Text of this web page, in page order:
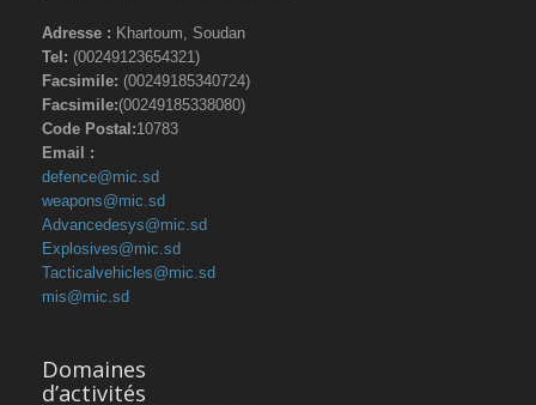
Adresse : Khartoum, Soudan
Tel: (00249123654321)
Facsimile: (00249185340724)
Facsimile:(00249185338080)
Code Postal:10783
Email :
defence@mic.sd
weapons@mic.sd
Advancedesys@mic.sd
Explosives@mic.sd
Tacticalvehicles@mic.sd
mis@mic.sd
Domaines
d’activités